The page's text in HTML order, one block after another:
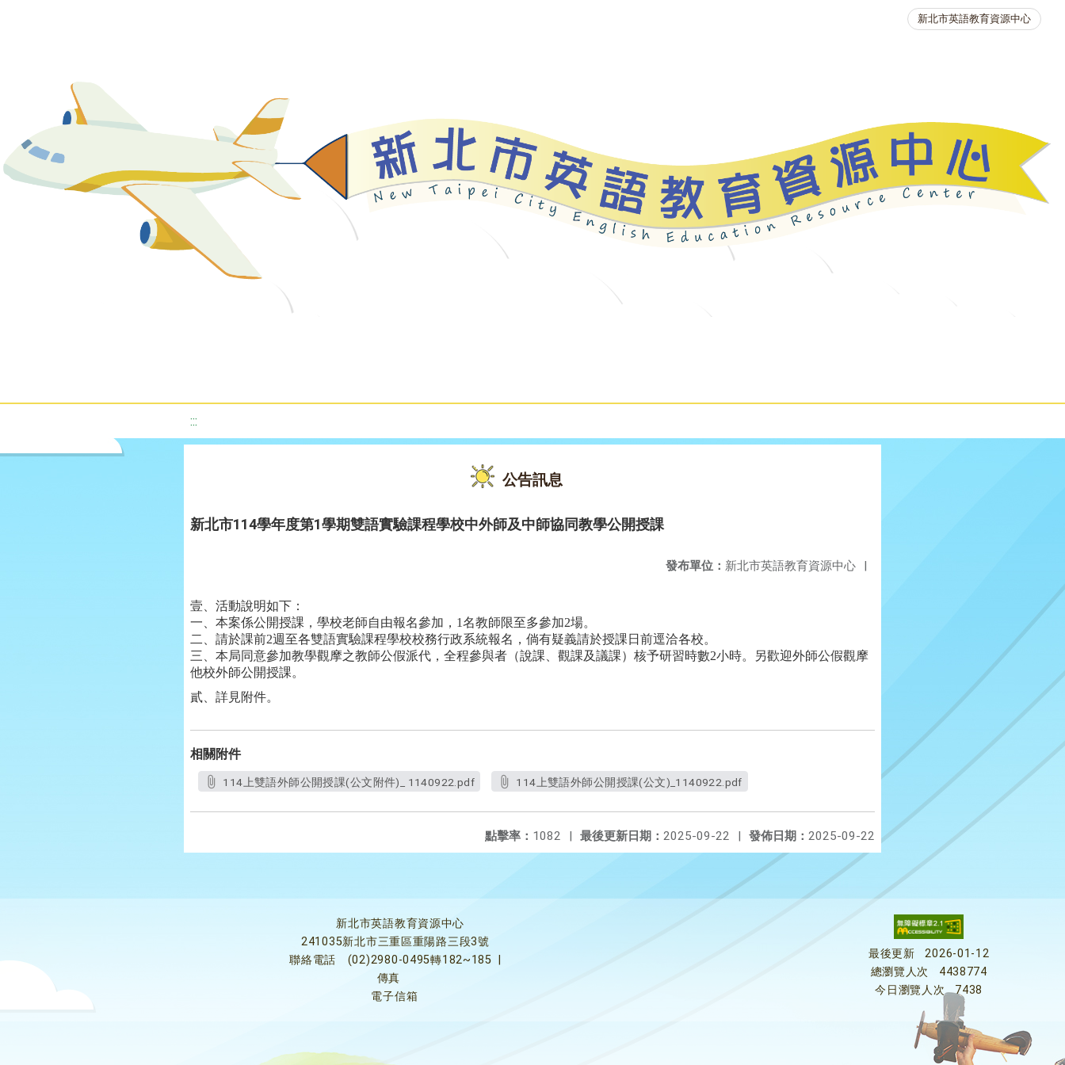
新北市英語教育資源中心
:::
公告訊息
新北市114學年度第1學期雙語實驗課程學校中外師及中師協同教學公開授課
發布單位： 新北市英語教育資源中心 |
壹、活動說明如下：
一、本案係公開授課，學校老師自由報名參加，1名教師限至多參加2場。
二、請於課前2週至各雙語實驗課程學校校務行政系統報名，倘有疑義請於授課日前逕洽各校。
三、本局同意參加教學觀摩之教師公假派代，全程參與者（說課、觀課及議課）核予研習時數2小時。另歡迎外師公假觀摩
他校外師公開授課。
貳、詳見附件。
相關附件
114上雙語外師公開授課(公文附件)_ 1140922.pdf 114上雙語外師公開授課(公文)_1140922.pdf
發佈日期： 2025-09-22
最後更新日期： 2025-09-22 |
點擊率： 1082 |
新北市英語教育資源中心
241035新北市三重區重陽路三段3號
聯絡電話
(02)2980-0495轉182~185
傳真
電子信箱
最後更新
2026-01-12
總瀏覽人次
4438774
今日瀏覽人次
7438